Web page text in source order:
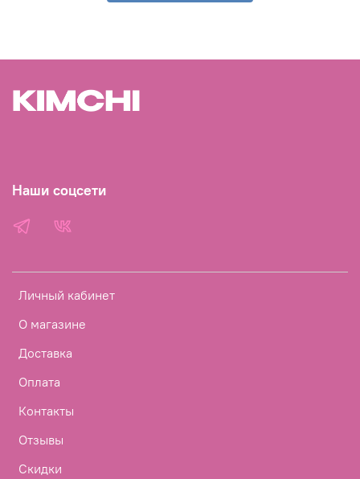
Личный кабинет
О магазине
Доставка
Оплата
Контакты
Отзывы
Скидки
Наши соцсети